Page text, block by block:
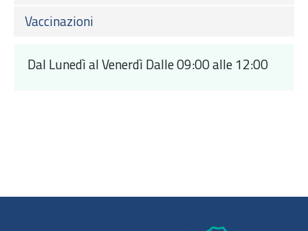
Vaccinazioni
Dal Lunedì al Venerdì Dalle 09:00 alle 12:00